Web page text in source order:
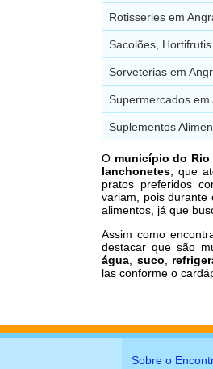
Rotisseries em
Sacolões,
Sorveterias em
Supermercados em
Suplementos
O município do Rio
lanchonetes , que
pratos preferidos
variam, pois durante
alimentos, já que
Assim como
destacar que são
água
suco
las conforme o
Sobre o